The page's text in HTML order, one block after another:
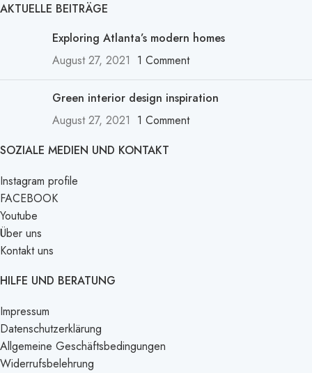
AKTUELLE BEITRÄGE
Exploring Atlanta’s modern homes
August 27, 2021 1 Comment
Green interior design inspiration
August 27, 2021 1 Comment
SOZIALE MEDIEN UND KONTAKT
Instagram profile
FACEBOOK
Youtube
Über uns
Kontakt uns
HILFE UND BERATUNG
Impressum
Datenschutzerklärung
Allgemeine Geschäftsbedingungen
Widerrufsbelehrung